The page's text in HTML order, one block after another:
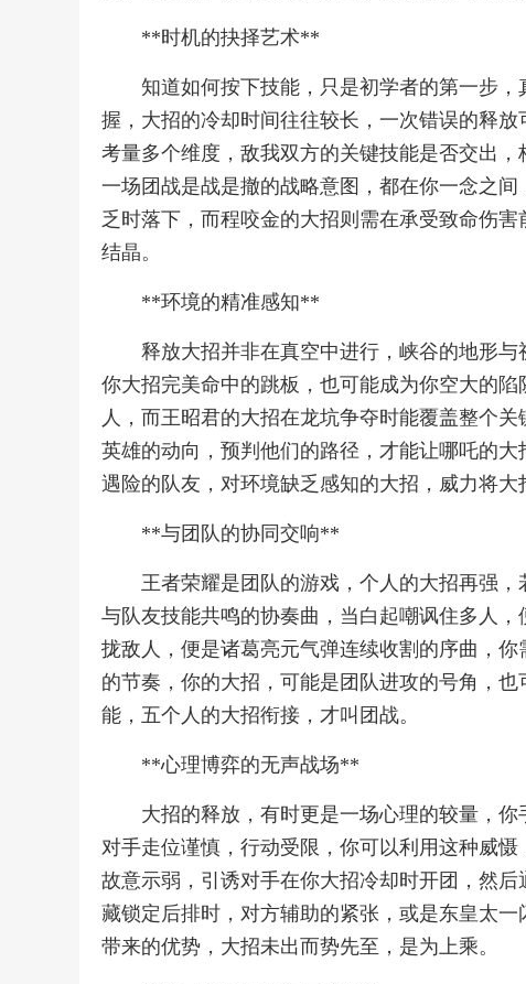
**时机的抉择艺术**
知道如何按下技能，只是初学者的第一步
握，大招的冷却时间往往较长，一次错误的释
考量多个维度，敌我双方的关键技能是否交出
一场团战是战是撤的战略意图，都在你一念之
乏时落下，而程咬金的大招则需在承受致命伤
结晶。
**环境的精准感知**
释放大招并非在真空中进行，峡谷的地形
你大招完美命中的跳板，也可能成为你空大的
人，而王昭君的大招在龙坑争夺时能覆盖整个
英雄的动向，预判他们的路径，才能让哪吒的
遇险的队友，对环境缺乏感知的大招，威力将大
**与团队的协同交响**
王者荣耀是团队的游戏，个人的大招再强
与队友技能共鸣的协奏曲，当白起嘲讽住多人
拢敌人，便是诸葛亮元气弹连续收割的序曲，
的节奏，你的大招，可能是团队进攻的号角，
能，五个人的大招衔接，才叫团战。
**心理博弈的无声战场**
大招的释放，有时更是一场心理的较量，
对手走位谨慎，行动受限，你可以利用这种威
故意示弱，引诱对手在你大招冷却时开团，然
藏锁定后排时，对方辅助的紧张，或是东皇太
带来的优势，大招未出而势先至，是为上乘。